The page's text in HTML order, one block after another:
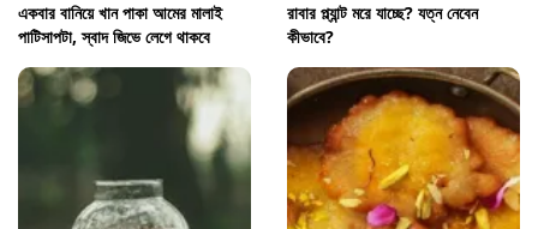
একবার বানিয়ে খান পাকা আমের মালাই
পাটিসাপটা, স্বাদ জিভে লেগে থাকবে
রাবার প্ল্যান্ট মরে যাচ্ছে? যত্ন নেবেন
কীভাবে?